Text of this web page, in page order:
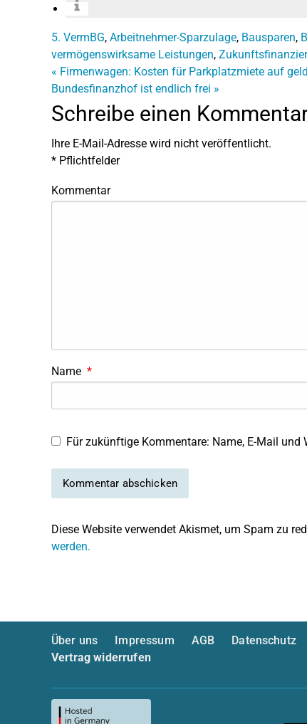
5. VermBG, Arbeitnehmer-Sparzulage, Bausparen,
vermögenswirksame Leistungen,
« Firmenwagen: Kosten für Parkplatzmiete auf
Bundesfinanzhof ist endlich frei »
Schreibe einen
Ihre E-Mail-Adresse wird nicht veröffentlicht.
* Pflichtfelder
Kommentar
Name *
Für zukünftige Kommentare: Name, E-Mail und
Diese Website verwendet Akismet, um Spam zu
werden.
Über uns Impressum AGB Datenschutz
Vertrag widerrufen